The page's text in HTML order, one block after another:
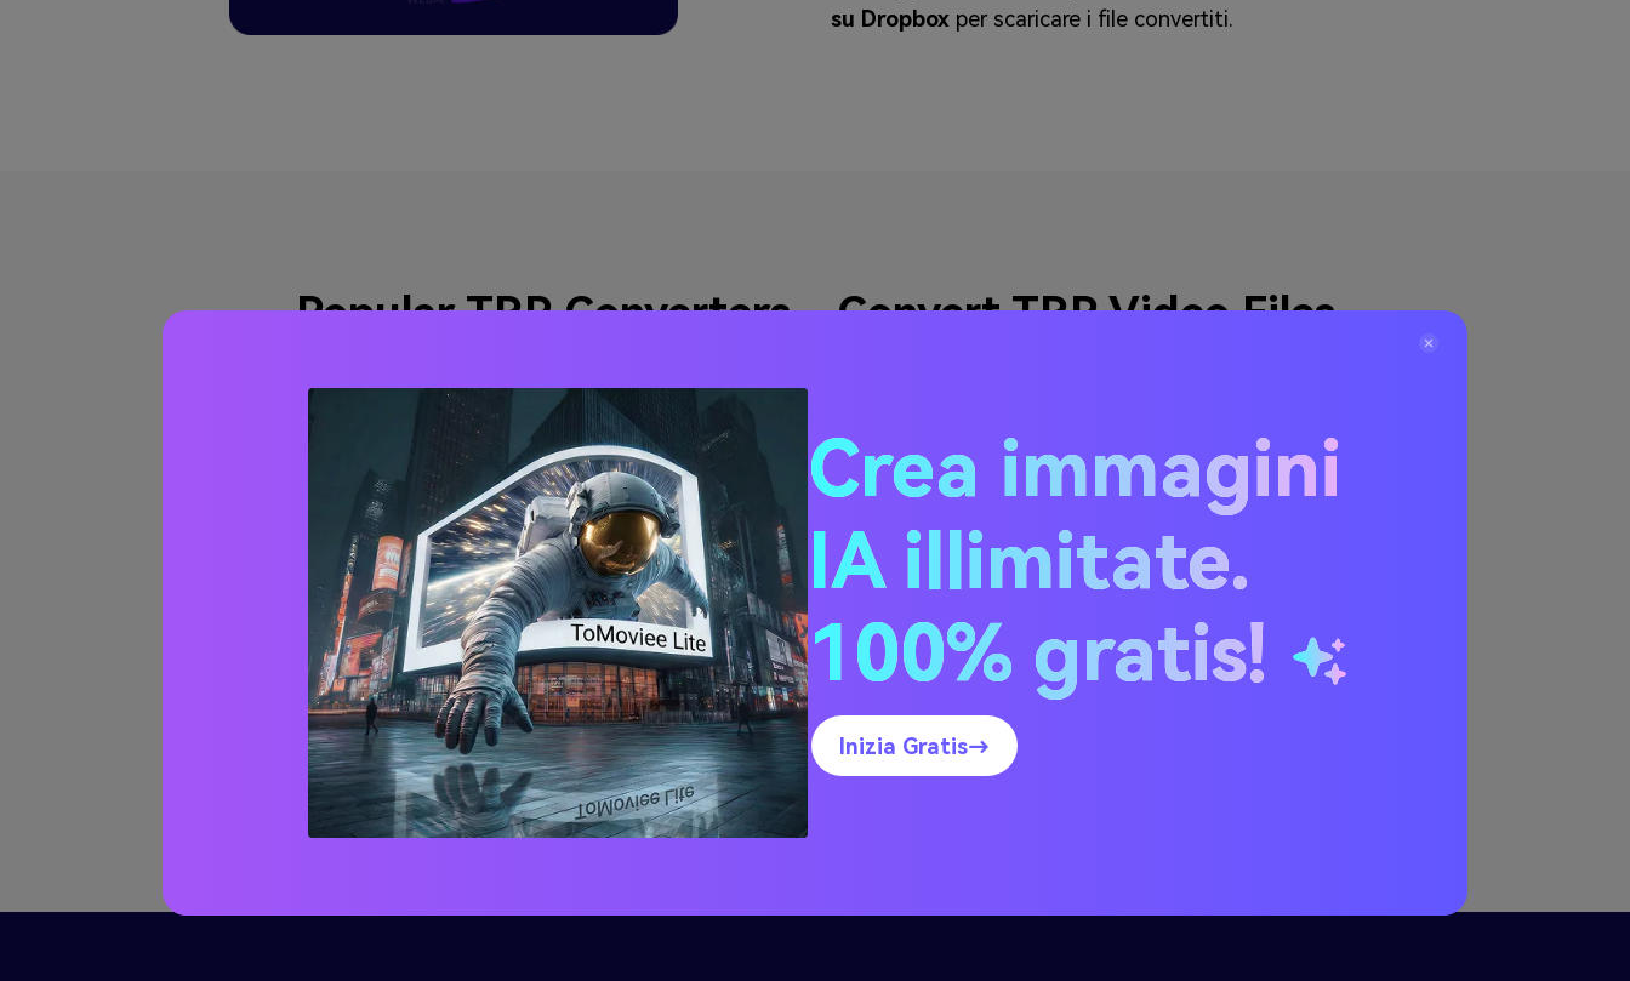
su Dropboxper scaricare i file convertiti.
Popular TRP Converters - Convert TRP Video Files
Converti DIVX in TRP
Converti FLV in TRP
Converti M4V in TRP
Converti MKV in TRP
Converti MOV in TRP
Converti MP4 in TRP
Converti MPEG in TRP
Converti MTS in TRP
Converti SWF in TRP
Converti VOB in TRP
Converti WEBM in TRP
Converti WMV in TRP
Crea immagini
IA illimitate.
100% gratis!
Inizia Gratis→